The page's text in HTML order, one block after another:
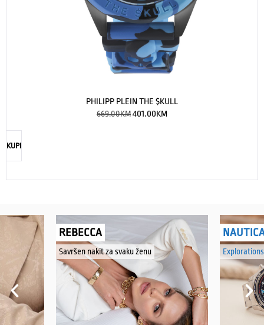
PHILIPP PLEIN THE $KULL
669.00KM401.00KM
KUPI
REBECCA
Savršen nakit za svaku ženu